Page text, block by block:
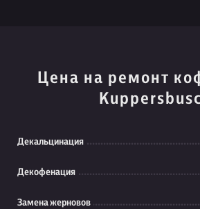
Цена на ремонт
Декальцинация
Декофенация
Замена жерновов